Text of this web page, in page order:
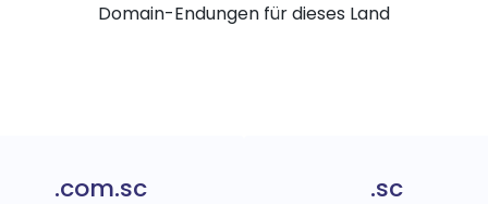
Domain-Endungen für dieses Land
.com.sc .sc